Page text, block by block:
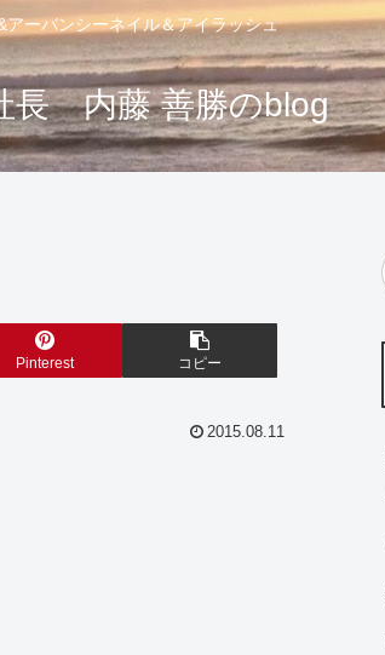
アーバンシーネイル＆アイラッシュ
長 内藤 善勝のblog
Pinterest コピー
2015.08.11